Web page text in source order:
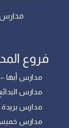
مدارس
فروع
مدارس أبها –
مدارس
مدارس بريدة
مدارس